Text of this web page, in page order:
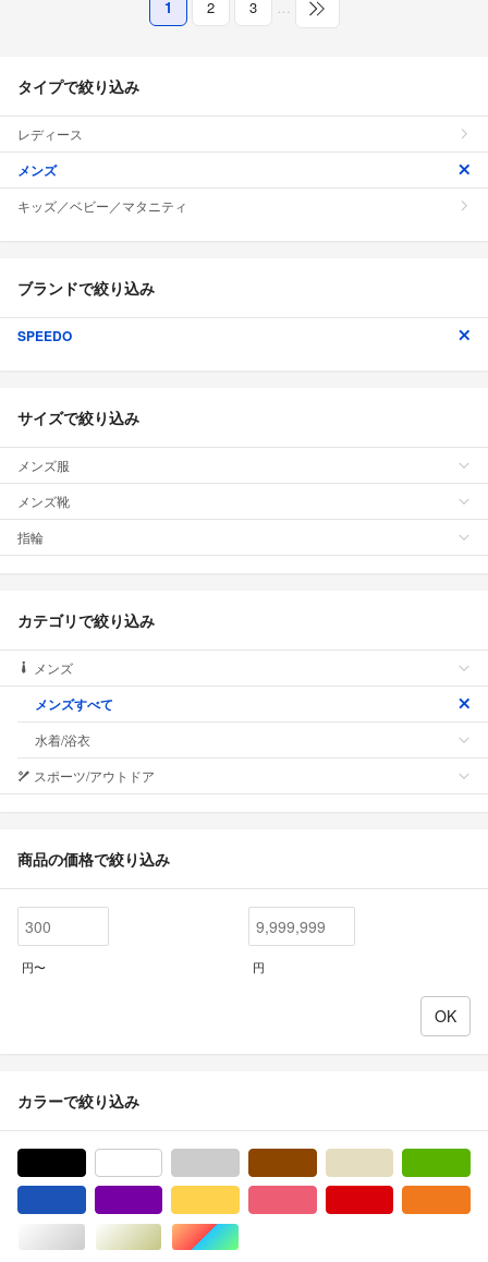
1 2 3 …
タイプで絞り込み
レディース
メンズ
キッズ／ベビー／マタニティ
ブランドで絞り込み
SPEEDO
サイズで絞り込み
メンズ服
メンズ靴
指輪
カテゴリで絞り込み
メンズ
メンズすべて
水着/浴衣
スポーツ/アウトドア
商品の価格で絞り込み
円〜 円
カラーで絞り込み
シルバー/銀色系ゴールド/金色系マルチカラー